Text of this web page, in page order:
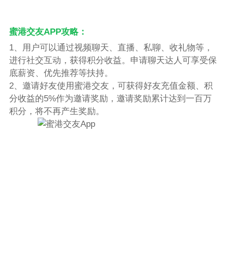
蜜港交友APP攻略：
1、用户可以通过视频聊天、直播、私聊、收礼物等，
进行社交互动，获得积分收益。申请聊天达人可享受保
底薪资、优先推荐等扶持。
2、邀请好友使用蜜港交友，可获得好友充值金额、积
分收益的5%作为邀请奖励，邀请奖励累计达到一百万
积分，将不再产生奖励。